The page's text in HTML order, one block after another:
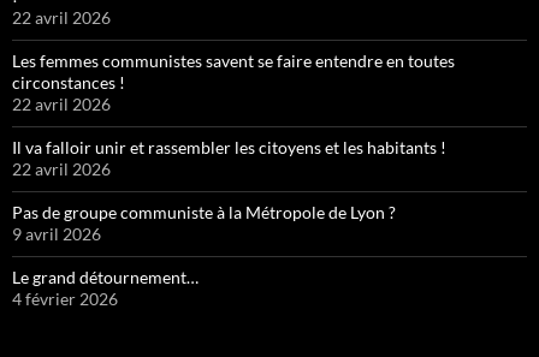
22 avril 2026
Les femmes communistes savent se faire entendre en toutes
circonstances !
22 avril 2026
Il va falloir unir et rassembler les citoyens et les habitants !
22 avril 2026
Pas de groupe communiste à la Métropole de Lyon ?
9 avril 2026
Le grand détournement…
4 février 2026